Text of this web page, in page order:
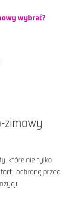
wybrać?
zimowy
które nie tylko
i ochronę przed